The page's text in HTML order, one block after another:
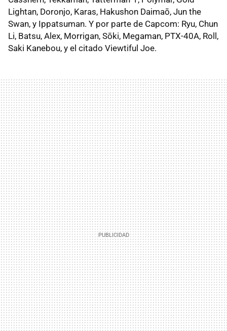
Lightan, Doronjo, Karas, Hakushon Daimaō, Jun the
Swan, y Ippatsuman. Y por parte de Capcom: Ryu, Chun
Li, Batsu, Alex, Morrigan, Sōki, Megaman, PTX-40A, Roll,
Saki Kanebou, y el citado Viewtiful Joe.